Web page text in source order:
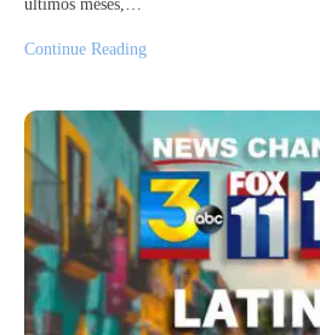
últimos meses,…
Continue Reading